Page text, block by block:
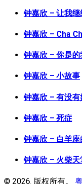
钟嘉欣 – 让我
钟嘉欣 – Cha
钟嘉欣 – 你是的
钟嘉欣 – 小故事
钟嘉欣 – 有没有
钟嘉欣 – 死症
钟嘉欣 – 白羊座
钟嘉欣 – 火柴天
© 2026. 版权所有。